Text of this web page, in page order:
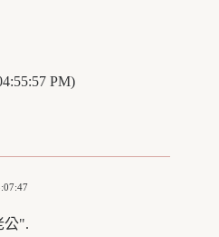
PM)
公".